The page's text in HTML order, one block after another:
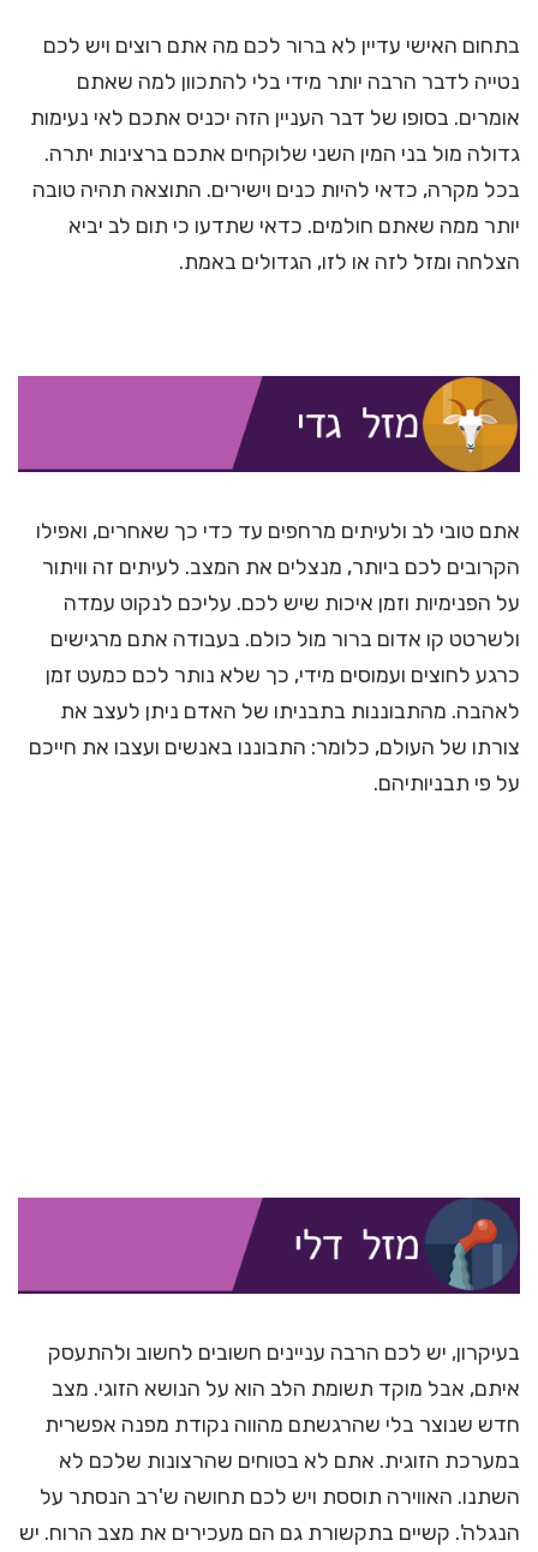
בתחום האישי עדיין לא ברור לכם מה אתם רוצים ויש לכם
נטייה לדבר הרבה יותר מידי בלי להתכוון למה שאתם
אומרים. בסופו של דבר העניין הזה יכניס אתכם לאי נעימות
גדולה מול בני המין השני שלוקחים אתכם ברצינות יתרה.
בכל מקרה, כדאי להיות כנים וישירים. התוצאה תהיה טובה
יותר ממה שאתם חולמים. כדאי שתדעו כי תום לב יביא
הצלחה ומזל לזה או לזו, הגדולים באמת.
אתם טובי לב ולעיתים מרחפים עד כדי כך שאחרים, ואפילו
הקרובים לכם ביותר, מנצלים את המצב. לעיתים זה וויתור
על הפנימיות וזמן איכות שיש לכם. עליכם לנקוט עמדה
ולשרטט קו אדום ברור מול כולם. בעבודה אתם מרגישים
כרגע לחוצים ועמוסים מידי, כך שלא נותר לכם כמעט זמן
לאהבה. מהתבוננות בתבניתו של האדם ניתן לעצב את
צורתו של העולם, כלומר: התבוננו באנשים ועצבו את חייכם
על פי תבניותיהם.
בעיקרון, יש לכם הרבה עניינים חשובים לחשוב ולהתעסק
איתם, אבל מוקד תשומת הלב הוא על הנושא הזוגי. מצב
חדש שנוצר בלי שהרגשתם מהווה נקודת מפנה אפשרית
במערכת הזוגית. אתם לא בטוחים שהרצונות שלכם לא
השתנו. האווירה תוססת ויש לכם תחושה ש'רב הנסתר על
הנגלה'. קשיים בתקשורת גם הם מעכירים את מצב הרוח. יש